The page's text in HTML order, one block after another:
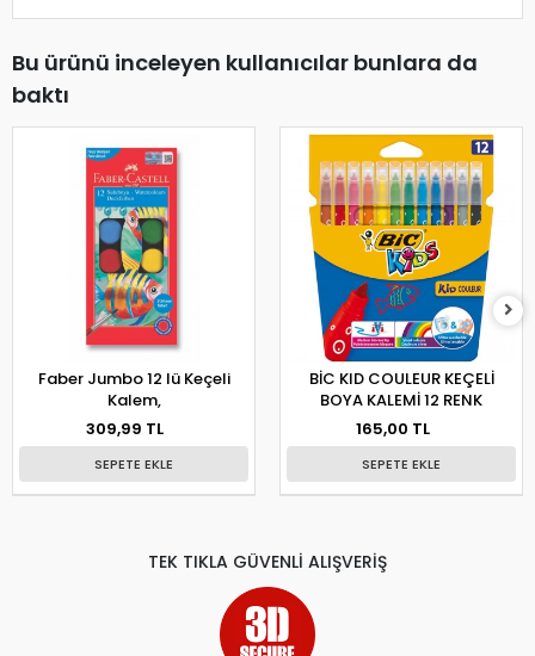
Bu ürünü inceleyen kullanıcılar bunlara da
baktı
Faber Jumbo 12 lü Keçeli
Kalem,
309,99 TL
SEPETE EKLE
BİC KID COULEUR KEÇELİ
BOYA KALEMİ 12 RENK
165,00 TL
SEPETE EKLE
TEK TIKLA GÜVENLİ ALIŞVERİŞ